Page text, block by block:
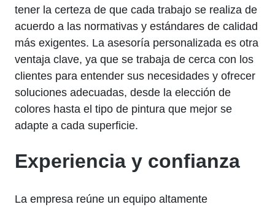
tener la certeza de que cada trabajo se realiza de
acuerdo a las normativas y estándares de calidad
más exigentes. La asesoría personalizada es otra
ventaja clave, ya que se trabaja de cerca con los
clientes para entender sus necesidades y ofrecer
soluciones adecuadas, desde la elección de
colores hasta el tipo de pintura que mejor se
adapte a cada superficie.
Experiencia y confianza
La empresa reúne un equipo altamente